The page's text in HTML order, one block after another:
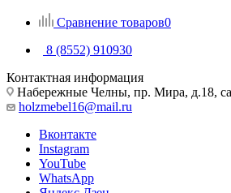
Сравнение товаров0
8 (8552) 910930
Контактная информация
Набережные Челны, пр. Мира, д.18,
holzmebel16@mail.ru
Вконтакте
Instagram
YouTube
WhatsApp